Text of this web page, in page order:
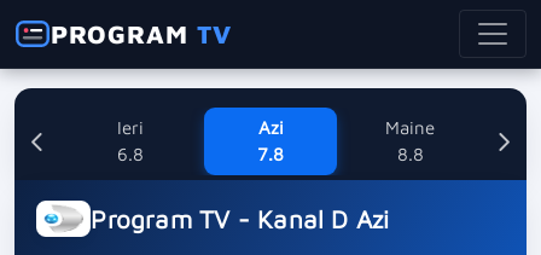
PROGRAMTV
Ieri
6.8
Azi
7.8
Maine
8.8
Program TV - Kanal D Azi